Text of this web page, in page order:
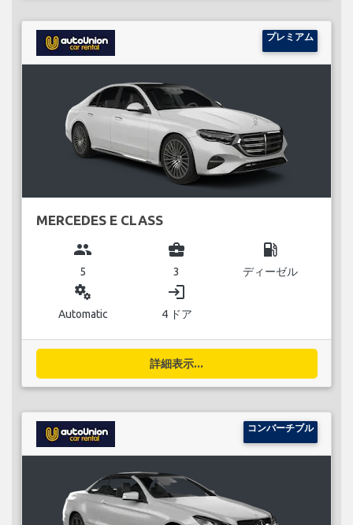
プレミアム
MERCEDES E CLASS
group
5
business_center
3
local_gas_station
ディーゼル
miscellaneous_services
Automatic
login
4 ドア
詳細表示...
コンバーチブル